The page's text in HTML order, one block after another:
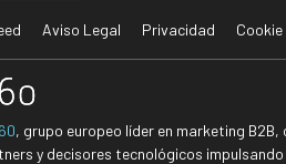
Aviso Legal Privacidad Cookie
, grupo europeo líder en marketing
y decisores tecnológicos